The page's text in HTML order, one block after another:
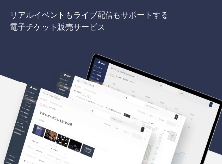
リアルイベントもライブ配信もサポートする
電子チケット販売サービス